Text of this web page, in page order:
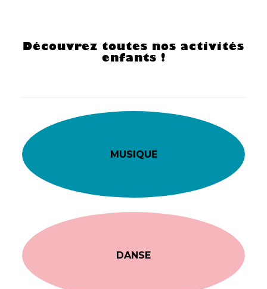
Découvrez toutes nos activités
enfants !
MUSIQUE
DANSE